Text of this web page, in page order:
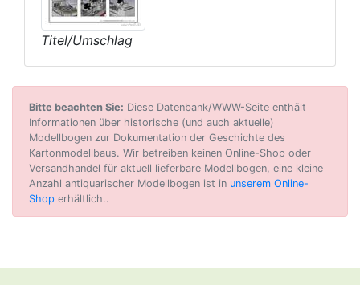
Titel/Umschlag
Bitte beachten Sie: Diese Datenbank/WWW-Seite enthält
Informationen über historische (und auch aktuelle)
Modellbogen zur Dokumentation der Geschichte des
Kartonmodellbaus. Wir betreiben keinen Online-Shop oder
Versandhandel für aktuell lieferbare Modellbogen, eine kleine
Anzahl antiquarischer Modellbogen ist in unserem Online-
Shop erhältlich..